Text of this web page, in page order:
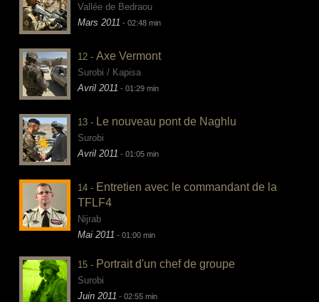
Vallée de Bedraou
Mars 2011 - 02:48 min
12 -Axe Vermont
Surobi / Kapisa
Avril 2011 - 01:29 min
13 - Le nouveau pont de Naghlu
Surobi
Avril 2011 - 01:05 min
14 - Entretien avec le commandant de la
TFLF4
Nijrab
Mai 2011 - 01:00 min
15 - Portrait d'un chef de groupe
Surobi
Juin 2011 - 02:55 min